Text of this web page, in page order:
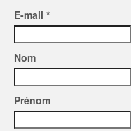
E-mail *
Nom
Prénom